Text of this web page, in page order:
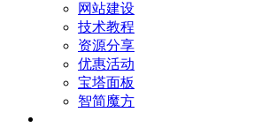
网站建设
技术教程
资源分享
优惠活动
宝塔面板
智简魔方